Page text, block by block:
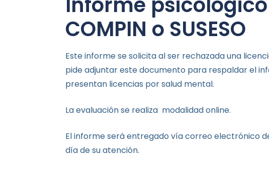
COMPIN o SUSESO
Este informe se solicita al ser rechazada una
pide adjuntar este documento para respaldar el
presentan licencias por salud mental.
La evaluación se realiza modalidad online.
El informe será entregado vía correo electrónico
día de su atención.